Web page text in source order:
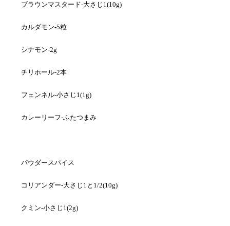
ブラウンマスタード-大さじ1(10g)
カルダモン-5粒
シナモン-2g
チリホール-2本
フェンネル-小さじ1(1g)
カレーリーフ-ふたつまみ
パウダースパイス
コリアンダー-大さじ1と1/2(10g)
クミン-小さじ1(2g)